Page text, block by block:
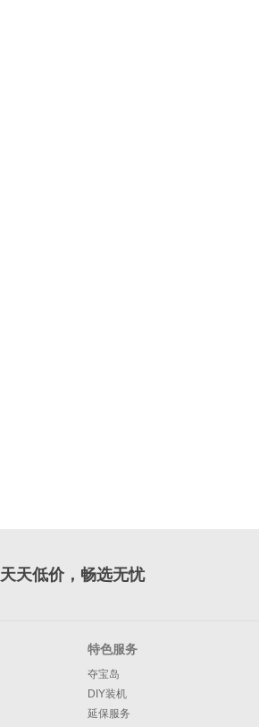
天天低价，畅选无忧
特色服务
夺宝岛
DIY装机
延保服务